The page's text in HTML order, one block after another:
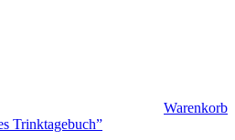
Warenkorb